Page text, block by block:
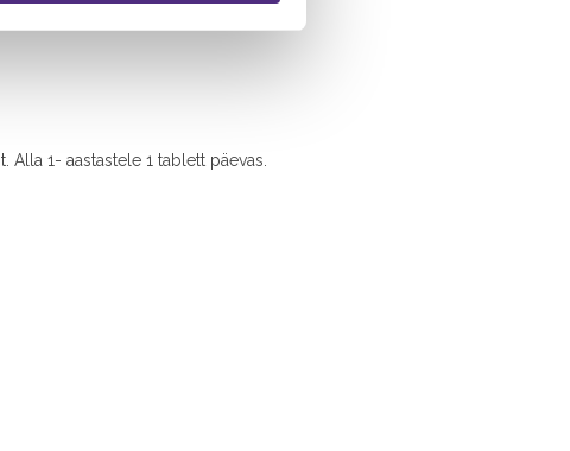
1- aastastele 1 tablett päevas.